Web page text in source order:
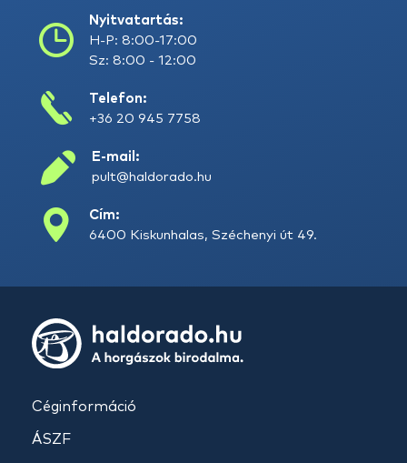
Nyitvatartás:
H-P: 8:00-17:00
Sz: 8:00 - 12:00
Telefon:
+36 20 945 7758
E-mail:
pult@haldorado.hu
Cím:
6400 Kiskunhalas, Széchenyi út 49.
Céginformáció
ÁSZF